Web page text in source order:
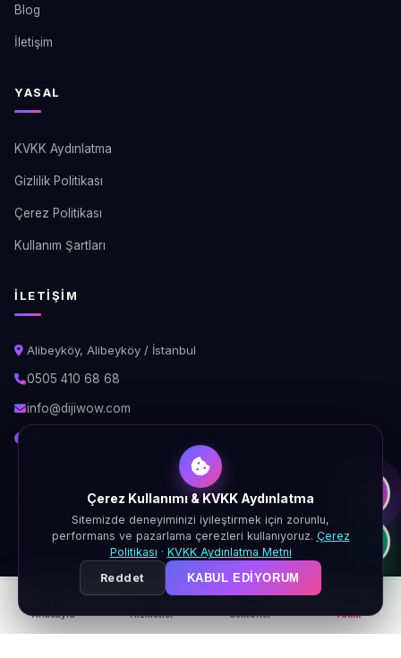
Anasayfa Hizmetler Sektörler Teklif
Blog
İletişim
YASAL
KVKK Aydınlatma
Gizlilik Politikası
Çerez Politikası
Kullanım Şartları
İLETIŞIM
Alibeyköy, Alibeyköy / İstanbul
0505 410 68 68
info@dijiwow.com
© 2026 DijiWOW. Tüm hakları saklıdır.
KVKK
GizlilikÇerez Şartlar
Çerez Kullanımı & KVKK Aydınlatma
Sitemizde deneyiminizi iyileştirmek için zorunlu,
performans ve pazarlama çerezleri kullanıyoruz. Çerez
Politikası · KVKK Aydınlatma Metni
Reddet
KABUL EDIYORUM